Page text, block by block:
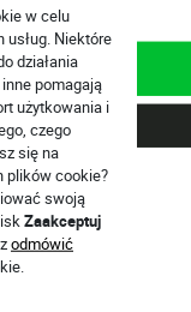
w celu
Niektóre
działania
pomagają
użytkowania i
czego
się na
plików cookie?
swoją
Zaakceptuj
odmówić
3 799 PLN